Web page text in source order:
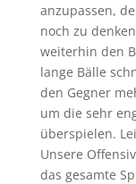
anzupassen,
noch zu
weiterhin den
lange Bälle
den Gegner
um die sehr
überspielen.
Unsere
das gesamte